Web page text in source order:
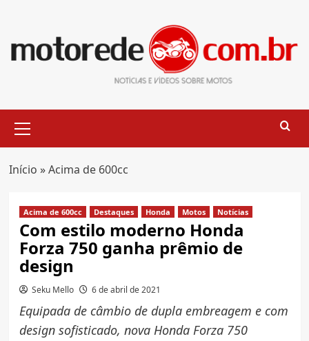
content
Menu
Início »Acima de 600cc
Acima de 600cc Destaques Honda Motos Notícias
Com estilo moderno Honda
Forza 750 ganha prêmio de
design
Seku Mello 6 de abril de 2021
Equipada de câmbio de dupla embreagem e com
design sofisticado, nova Honda Forza 750